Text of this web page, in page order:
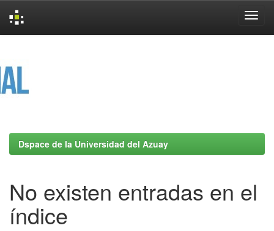
Dspace de la Universidad del Azuay
No existen entradas en el
índice